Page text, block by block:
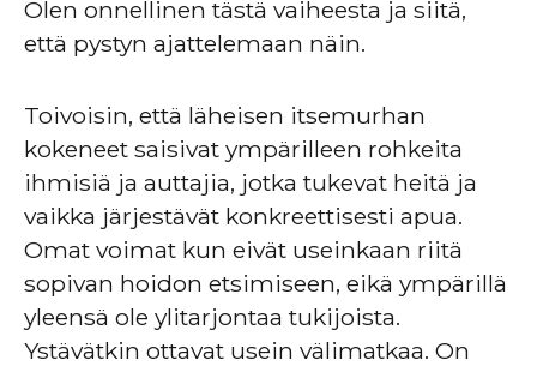
Olen onnellinen tästä vaiheesta ja siitä,
että pystyn ajattelemaan näin.
Toivoisin, että läheisen itsemurhan
kokeneet saisivat ympärilleen rohkeita
ihmisiä ja auttajia, jotka tukevat heitä ja
vaikka järjestävät konkreettisesti apua.
Omat voimat kun eivät useinkaan riitä
sopivan hoidon etsimiseen, eikä ympärillä
yleensä ole ylitarjontaa tukijoista.
Ystävätkin ottavat usein välimatkaa. On